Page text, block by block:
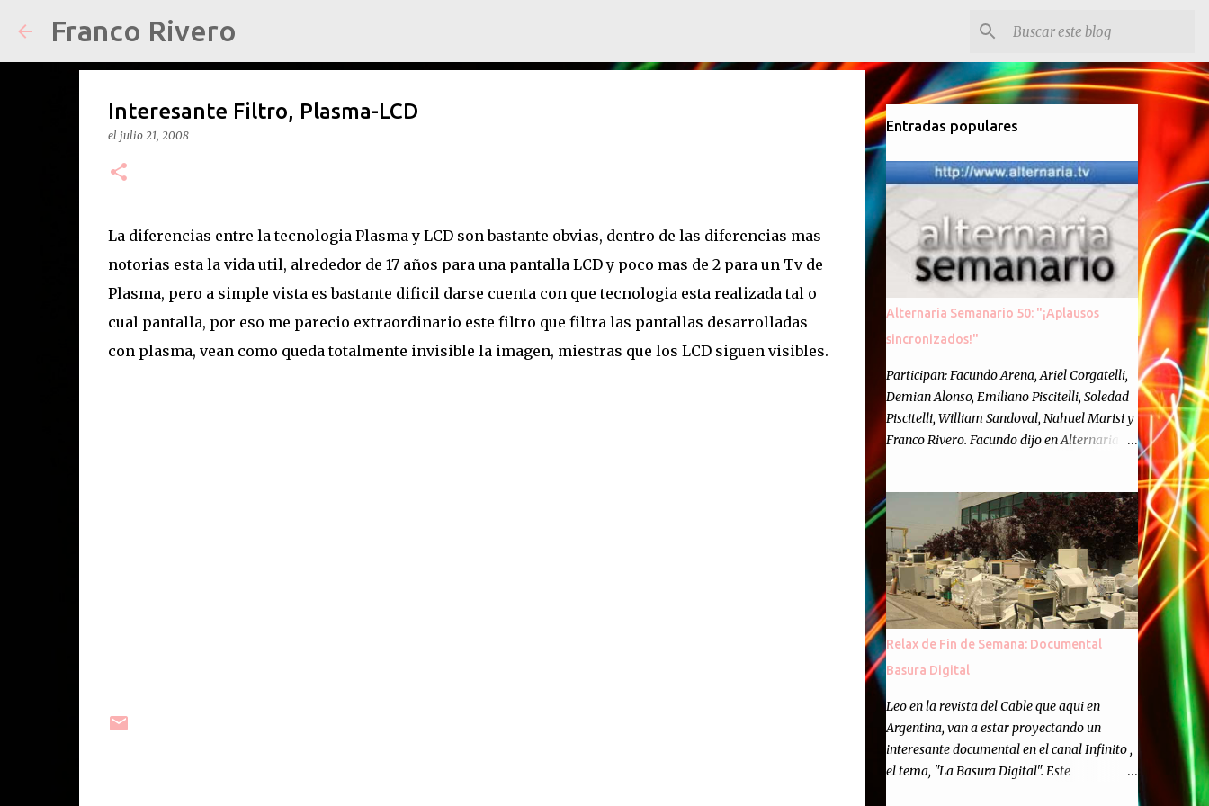
Franco Rivero
Interesante Filtro, Plasma-LCD
el julio 21, 2008
La diferencias entre la tecnologia Plasma y LCD son bastante obvias, dentro de las diferencias mas
notorias esta la vida util, alrededor de 17 años para una pantalla LCD y poco mas de 2 para un Tv de
Plasma, pero a simple vista es bastante dificil darse cuenta con que tecnologia esta realizada tal o
cual pantalla, por eso me parecio extraordinario este filtro que filtra las pantallas desarrolladas
con plasma, vean como queda totalmente invisible la imagen, miestras que los LCD siguen visibles.
Entradas populares
Alternaria Semanario 50: "¡Aplausos
sincronizados!"
Participan: Facundo Arena, Ariel Corgatelli,
Demian Alonso, Emiliano Piscitelli, Soledad
Piscitelli, William Sandoval, Nahuel Marisi y
Franco Rivero. Facundo dijo en Alternaria :
Finalmente, hemos llegado a los cincuenta
Cincuenta ocasiones para ponernos en
contacto con ustedes y contarles las noticias
de tecnología más importantes, desde
nuestra propia óptica: un punto de vista
independiente e informal.Para festejarlo, se
nos ocurrió que estemos todos juntos; y
cuando digo "todos" me refiero a toda la
gente que alguna vez participó en el
semanario como panelista, y a ustedes. Por
eso se nos ocurrió la idea de emitir video en
vivo. La tarea no fué facil, hubo que
coordinar horarios, preparar el estudio,
configurar muchos programejos y hacer
Relax de Fin de Semana: Documental
Basura Digital
Leo en la revista del Cable que aqui en
Argentina, van a estar proyectando un
interesante documental en el canal Infinito ,
el tema, "La Basura Digital". Este